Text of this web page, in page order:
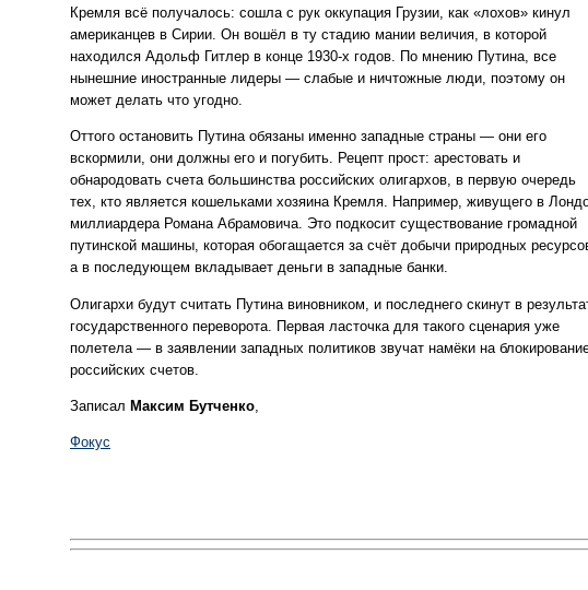
Кремля всё получалось: сошла с рук оккупация Грузии, как «лохов» кинул
американцев в Сирии. Он вошёл в ту стадию мании величия, в которой
находился Адольф Гитлер в конце 1930-х годов. По мнению Путина, все
нынешние иностранные лидеры — слабые и ничтожные люди, поэтому он
может делать что угодно.
Оттого остановить Путина обязаны именно западные страны — они его
вскормили, они должны его и погубить. Рецепт прост: арестовать и
обнародовать счета большинства российских олигархов, в первую очередь
тех, кто является кошельками хозяина Кремля. Например, живущего в
миллиардера Романа Абрамовича. Это подкосит существование громадной
путинской машины, которая обогащается за счёт добычи природных
а в последующем вкладывает деньги в западные банки.
Олигархи будут считать Путина виновником, и последнего скинут в
государственного переворота. Первая ласточка для такого сценария уже
полетела — в заявлении западных политиков звучат намёки на
российских счетов.
Записал Максим Бутченко
Фокус